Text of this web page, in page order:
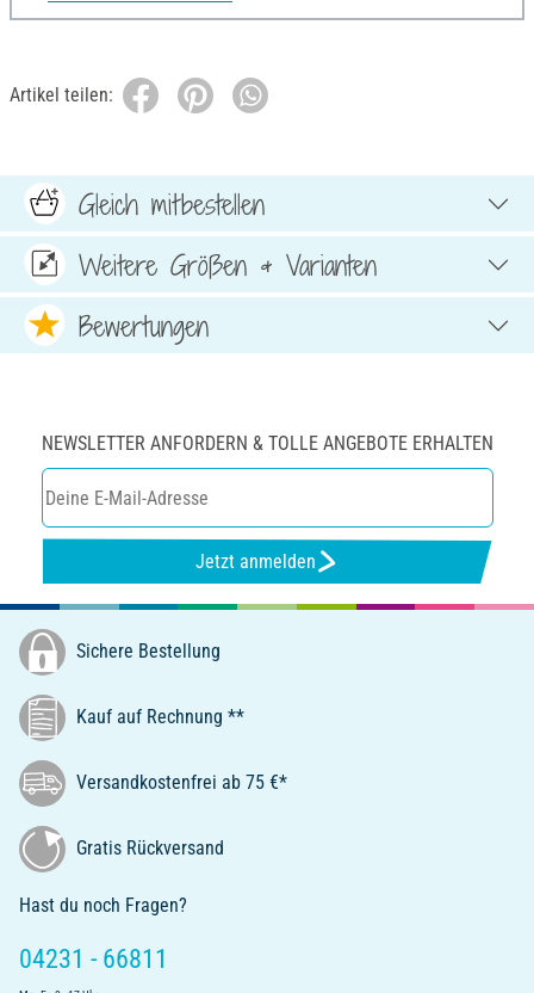
Artikel teilen:
Gleich mitbestellen
Weitere Größen & Varianten
Bewertungen
NEWSLETTER ANFORDERN & TOLLE ANGEBOTE ERHALTEN
Jetzt anmelden
Sichere Bestellung
Kauf auf Rechnung **
Versandkostenfrei ab 75 €*
Gratis Rückversand
Hast du noch Fragen?
04231 - 66811